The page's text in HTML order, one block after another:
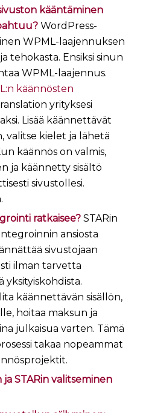
kääntäminen
WordPress-
WPML-laajennuksen
tehokasta. Ensiksi sinun
WPML-laajennus.
käännösten
yrityksesi
Lisää käännettävät
valitse kielet ja lähetä
käännös on valmis,
ja käännetty sisältö
sivustollesi.
ratkaisee? STARin
ansiosta
sivustojaan
ilman tarvetta
yksityiskohdista.
käännettävän sisällön,
hoitaa maksun ja
julkaisua varten. Tämä
takaa nopeammat
STARin valitseminen